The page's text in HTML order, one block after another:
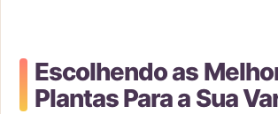
Escolhendo as
Plantas Para a Sua